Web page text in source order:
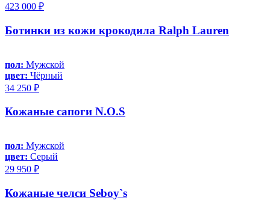
423 000 ₽
Ботинки из кожи крокодила Ralph Lauren
пол: Мужской
цвет: Чёрный
34 250 ₽
Кожаные сапоги N.O.S
пол: Мужской
цвет: Серый
29 950 ₽
Кожаные челси Seboy`s